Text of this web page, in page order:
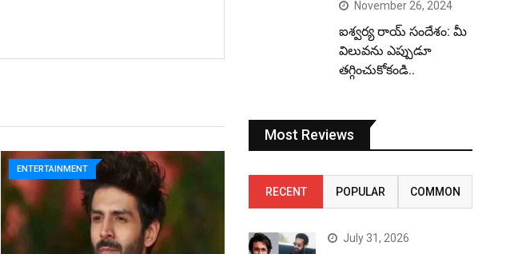
ENTERTAINMENT
November 26, 2024
ఐశ్వర్య రాయ్ సందేశం: మీ
విలువను ఎప్పుడూ
తగ్గించుకోకండి..
Most Reviews
RECENT POPULAR COMMON
July 31, 2026